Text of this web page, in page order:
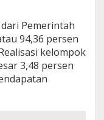
Pemerintah
94,36 persen
kelompok
3,48 persen